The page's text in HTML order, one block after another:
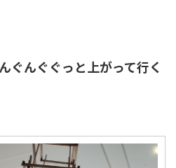
ぐんぐぐっと上がって行く